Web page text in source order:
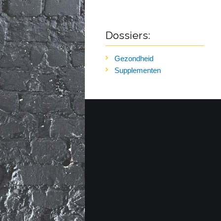
Dossiers:
Gezondheid
Supplementen